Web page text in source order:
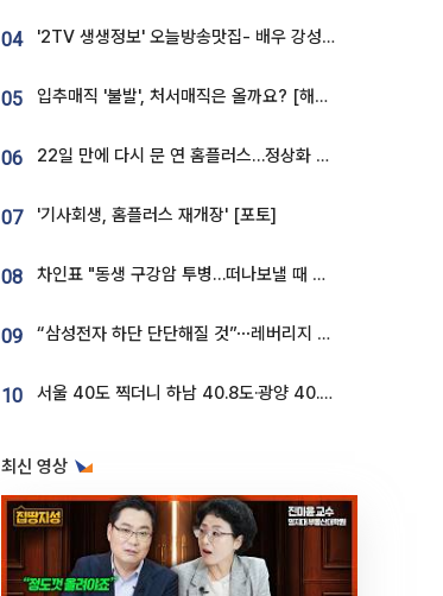
04 '2TV 생생정보' 오늘방송맛집- 배우 강성진 단골! 쌀국수ㆍ푸팟퐁 커리 맛집 '블○○○'
05 입추매직 '불발', 처서매직은 올까요? [해시태그]
06 22일 만에 다시 문 연 홈플러스…정상화 바쁜데 재고 없어 ‘발동동’[가보니]
07 '기사회생, 홈플러스 재개장' [포토]
08 차인표 "동생 구강암 투병…떠나보낼 때 가장 힘들었다”
09 “삼성전자 하단 단단해질 것”⋯레버리지 규제에 쏠림 완화 [찐코노미]
10 서울 40도 찍더니 하남 40.8도·광양 40.2도…전국 '펄펄'
최신 영상